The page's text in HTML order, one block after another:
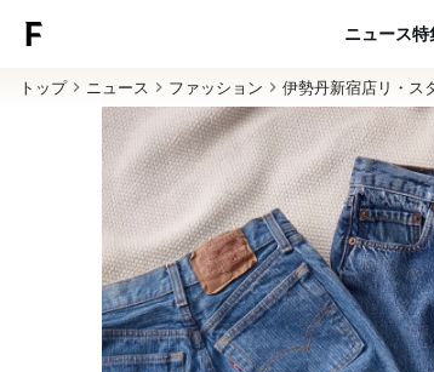
ニュース特
トップ ニュース ファッション 伊勢丹新宿店リ・ス